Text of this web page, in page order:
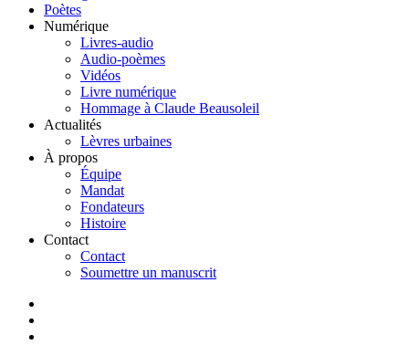
Poètes
Numérique
Livres-audio
Audio-poèmes
Vidéos
Livre numérique
Hommage à Claude Beausoleil
Actualités
Lèvres urbaines
À propos
Équipe
Mandat
Fondateurs
Histoire
Contact
Contact
Soumettre un manuscrit